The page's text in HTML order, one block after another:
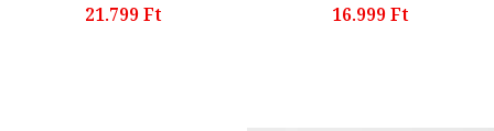
21.799 Ft 16.999 Ft